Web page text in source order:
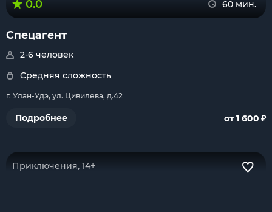
0.0 60 мин.
Спецагент
2-6 человек
Средняя сложность
г. Улан-Удэ, ул. Цивилева, д.42
Подробнее от 1 600 ₽
Приключения, 14+